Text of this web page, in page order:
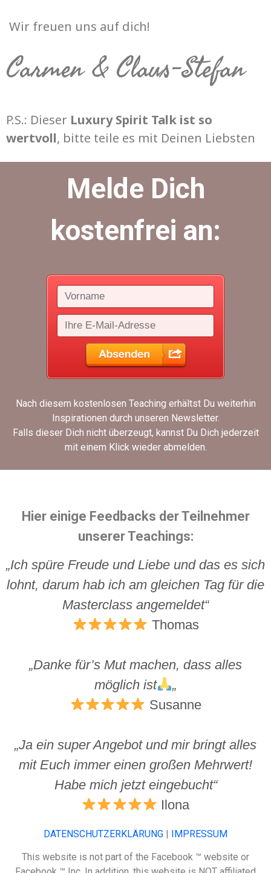
Wir freuen uns auf dich!
Carmen & Claus-Stefan
P.S.: Dieser Luxury Spirit Talk ist so
wertvoll, bitte teile es mit Deinen Liebsten
Melde Dich
kostenfrei an:
Nach diesem kostenlosen Teaching erhältst Du weiterhin
Inspirationen durch unseren Newsletter.
Falls dieser Dich nicht überzeugt, kannst Du Dich jederzeit
mit einem Klick wieder abmelden.
Hier einige Feedbacks der Teilnehmer
unserer Teachings:
„Ich spüre Freude und Liebe und das es sich
lohnt, darum hab ich am gleichen Tag für die
Masterclass angemeldet“
Thomas
„Danke für’s Mut machen, dass alles
möglich ist
„
Susanne
„Ja ein super Angebot und mir bringt alles
mit Euch immer einen großen Mehrwert!
Habe mich jetzt eingebucht“
Ilona
DATENSCHUTZERKLÄRUNG | IMPRESSUM
This website is not part of the Facebook ™ website or